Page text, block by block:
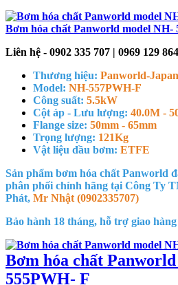
Bơm hóa chất Panworld model NH-
Liên hệ - 0902 335 707 | 0969 129 864
Thương hiệu: Panworld-Japan
Model: NH-557PWH-F
Công suất: 5.5kW
Cột áp - Lưu lượng: 40.0M -
Flange size: 50mm - 65mm
Trọng lượng: 121Kg
Vật liệu đầu bơm: ETFE
Sản phẩm bơm hóa chất Panworld
phân phối chính hãng tại Công Ty
Phát, Mr Nhật (0902335707)
Bảo hành 18 tháng, hỗ trợ giao
Bơm hóa chất
555PWH- F